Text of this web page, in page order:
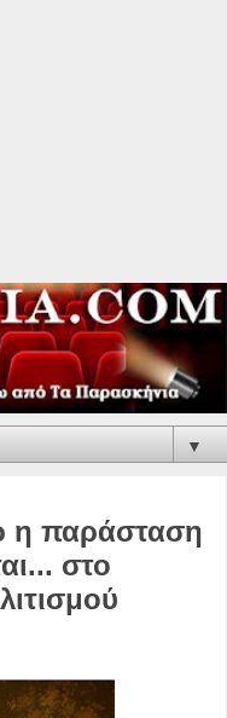
▼
η παράσταση
στο